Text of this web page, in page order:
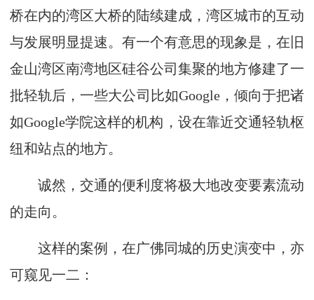
桥在内的湾区大桥的陆续建成，湾区城市的互动
与发展明显提速。有一个有意思的现象是，在旧
金山湾区南湾地区硅谷公司集聚的地方修建了一
批轻轨后，一些大公司比如Google，倾向于把诸
如Google学院这样的机构，设在靠近交通轻轨枢
纽和站点的地方。
诚然，交通的便利度将极大地改变要素流动
的走向。
这样的案例，在广佛同城的历史演变中，亦
可窥见一二：